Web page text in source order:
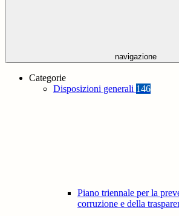
navigazione
Categorie
Disposizioni generali 146
Piano triennale per la
corruzione e della